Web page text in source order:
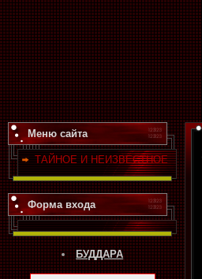
Меню сайта
ТАЙНОЕ И НЕИЗВЕСТНОЕ
Форма входа
БУДДАРА